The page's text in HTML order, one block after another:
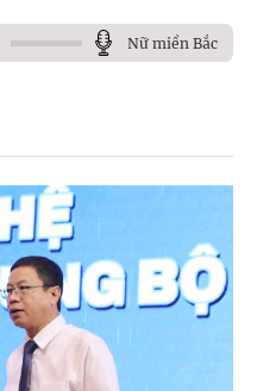
Nữ miền Bắc